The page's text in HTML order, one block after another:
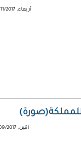
أربعاء, 15/11/2017 - 19:05
اثنين, 25/09/2017 - 21:07